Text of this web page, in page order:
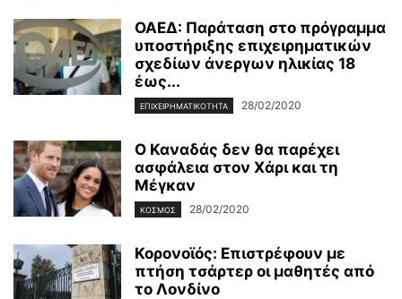
ΟΑΕΔ: Παράταση στο πρόγραμμα
υποστήριξης επιχειρηματικών
σχεδίων άνεργων ηλικίας 18
έως...
ΕΠΙΧΕΙΡΗΜΑΤΙΚΌΤΗΤΑ 28/02/2020
Ο Καναδάς δεν θα παρέχει
ασφάλεια στον Χάρι και τη
Μέγκαν
ΚΌΣΜΟΣ 28/02/2020
Κορονοϊός: Επιστρέφουν με
πτήση τσάρτερ οι μαθητές από
το Λονδίνο